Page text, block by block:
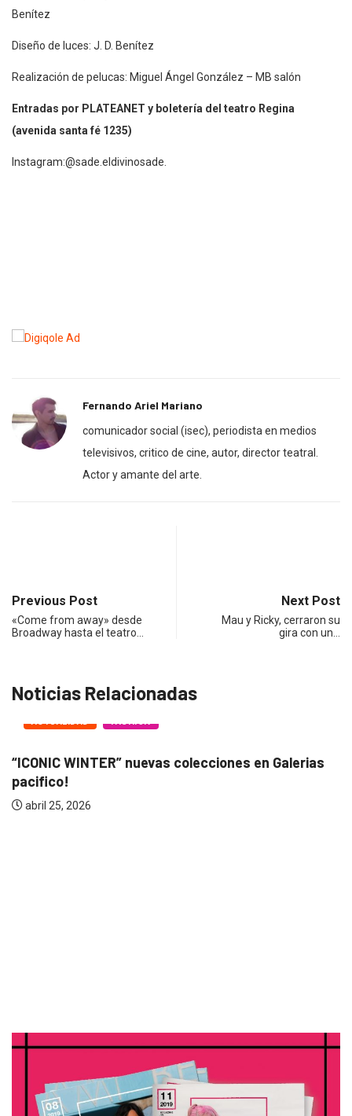
Benítez
Diseño de luces: J. D. Benítez
Realización de pelucas: Miguel Ángel González – MB salón
Entradas por PLATEANET y boletería del teatro Regina
(avenida santa fé 1235)
Instagram:@sade.eldivinosade.
Fernando Ariel Mariano
comunicador social (isec), periodista en medios
televisivos, critico de cine, autor, director teatral.
Actor y amante del arte.
Previous Post
«Come from away» desde
Broadway hasta el teatro…
Next Post
Mau y Ricky, cerraron su
gira con un…
Noticias Relacionadas
ACTUALIDAD
“BANDANA” 25 años! Nostalgia y reencuentro con...
marzo 10, 2026